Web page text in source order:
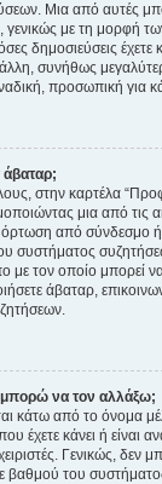
Μια από αυτές
γενικώς με τη μορφή
δημοσιεύσεις έχετε
συνήθως
προσωπική για
στην καρτέλα
μια από τις
από σύνδεσμο
συστήματος
με τον οποίο μπορεί
άβαταρ,
μπορώ να τον αλλάξω;
κάτω από το όνομα
έχετε κάνει ή είναι
Γενικώς, δεν
βαθμού του